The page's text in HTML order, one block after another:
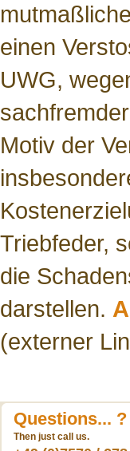
einen
UWG,
Motiv der
Triebfeder,
die
darstellen.
(externer
Questions... ?
Then just call us.